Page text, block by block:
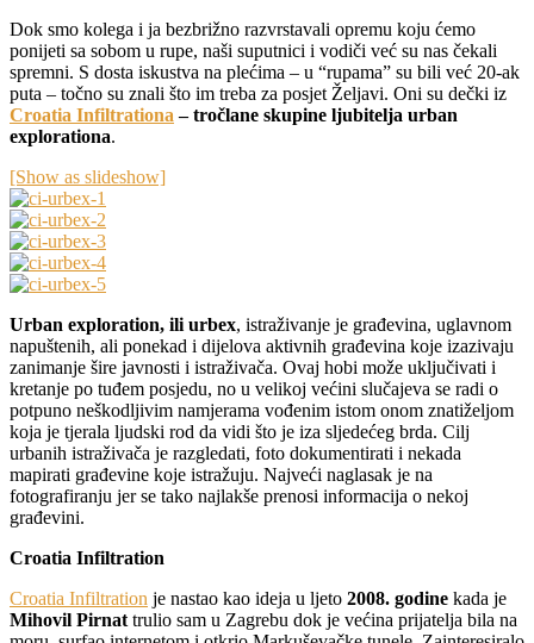
Dok smo kolega i ja bezbrižno razvrstavali opremu koju ćemo
ponijeti sa sobom u rupe, naši suputnici i vodiči već su nas čekali
spremni. S dosta iskustva na plećima – u “rupama” su bili već 20-ak
puta – točno su znali što im treba za posjet Željavi. Oni su dečki iz
Croatia Infiltrationa – tročlane skupine ljubitelja urban
explorationa.
[Show as slideshow]
Urban exploration, ili urbex, istraživanje je građevina, uglavnom
napuštenih, ali ponekad i dijelova aktivnih građevina koje izazivaju
zanimanje šire javnosti i istraživača. Ovaj hobi može uključivati i
kretanje po tuđem posjedu, no u velikoj većini slučajeva se radi o
potpuno neškodljivim namjerama vođenim istom onom znatiželjom
koja je tjerala ljudski rod da vidi što je iza sljedećeg brda. Cilj
urbanih istraživača je razgledati, foto dokumentirati i nekada
mapirati građevine koje istražuju. Najveći naglasak je na
fotografiranju jer se tako najlakše prenosi informacija o nekoj
građevini.
Croatia Infiltration
Croatia Infiltration je nastao kao ideja u ljeto 2008. godine kada je
Mihovil Pirnat trulio sam u Zagrebu dok je većina prijatelja bila na